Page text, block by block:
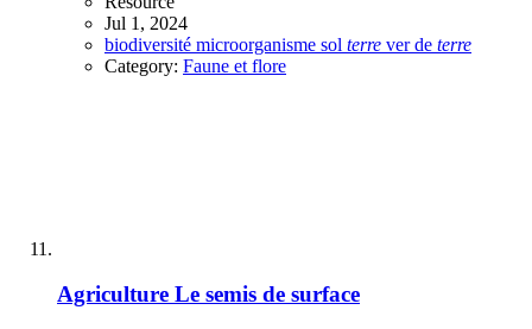
Jul 1, 2024
biodiversité microorganisme sol terre ver de terre
Category: Faune et flore
Agriculture Le semis de surface